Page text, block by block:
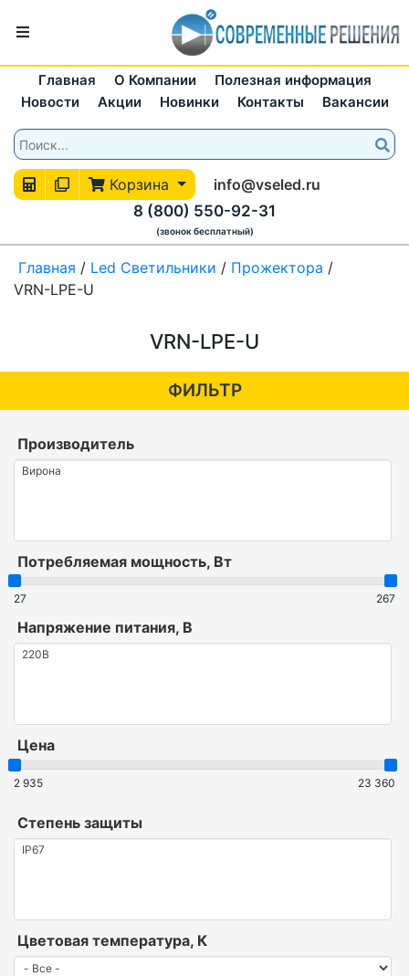
Главная О Компании
Полезная информация
Новости
Акции Новинки Контакты Вакансии
Корзина
info@vseled.ru
8 (800) 550-92-31
(звонок бесплатный)
Главная / Led Светильники / Прожектора /
VRN-LPE-U
VRN-LPE-U
ФИЛЬТР
Производитель
Потребляемая мощность, Вт
27 267
Напряжение питания, В
Цена
2 935 23 360
Степень защиты
Цветовая температура, К